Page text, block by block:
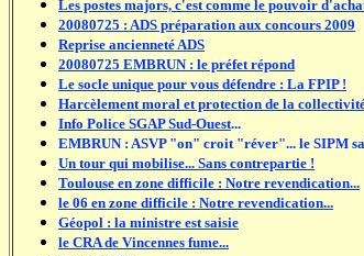
Les postes majors, c'est comme le pouvoir
20080725 : ADS préparation aux concours 2009
Reprise ancienneté ADS
20080725 EMBRUN : le préfet répond
Le socle unique pour vous défendre : La FPIP !
Harcèlement moral et protection de la
Info Police SGAP Sud-Ouest...
EMBRUN : ASVP "on" croit "réver"... le SIPM
Un tour qui mobilise... Sans contrepartie !
Toulouse en zone difficile : Notre revendication...
le 06 en zone difficile : Notre revendication...
Géopol : la ministre est saisie
le CRA de Vincennes fume...